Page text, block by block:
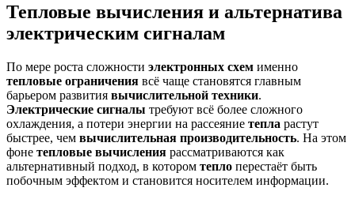
Тепловые вычисления и альтернатива
электрическим сигналам
По мере роста сложности электронных схем именно
тепловые ограничения всё чаще становятся главным
барьером развития вычислительной техники.
Электрические сигналы требуют всё более сложного
охлаждения, а потери энергии на рассеяние тепла растут
быстрее, чем вычислительная производительность. На этом
фоне тепловые вычисления рассматриваются как
альтернативный подход, в котором тепло перестаёт быть
побочным эффектом и становится носителем информации.